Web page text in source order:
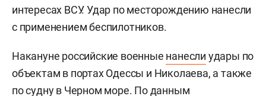
интересах ВСУ. Удар по месторождению нанесли
с применением беспилотников.
Накануне российские военные нанесли удары по
объектам в портах Одессы и Николаева, а также
по судну в Черном море. По данным